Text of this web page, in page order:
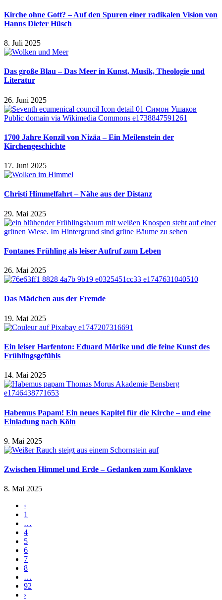
Kirche ohne Gott? – Auf den Spuren einer radikalen Vision von
Hanns Dieter Hüsch
8. Juli 2025
Das große Blau – Das Meer in Kunst, Musik, Theologie und
Literatur
26. Juni 2025
1700 Jahre Konzil von Nizäa – Ein Meilenstein der
Kirchengeschichte
17. Juni 2025
Christi Himmelfahrt – Nähe aus der Distanz
29. Mai 2025
Fontanes Frühling als leiser Aufruf zum Leben
26. Mai 2025
Das Mädchen aus der Fremde
19. Mai 2025
Ein leiser Harfenton: Eduard Mörike und die feine Kunst des
Frühlingsgefühls
14. Mai 2025
Habemus Papam! Ein neues Kapitel für die Kirche – und eine
Einladung nach Köln
9. Mai 2025
Zwischen Himmel und Erde – Gedanken zum Konklave
8. Mai 2025
‹
1
…
4
5
6
7
8
…
92
›